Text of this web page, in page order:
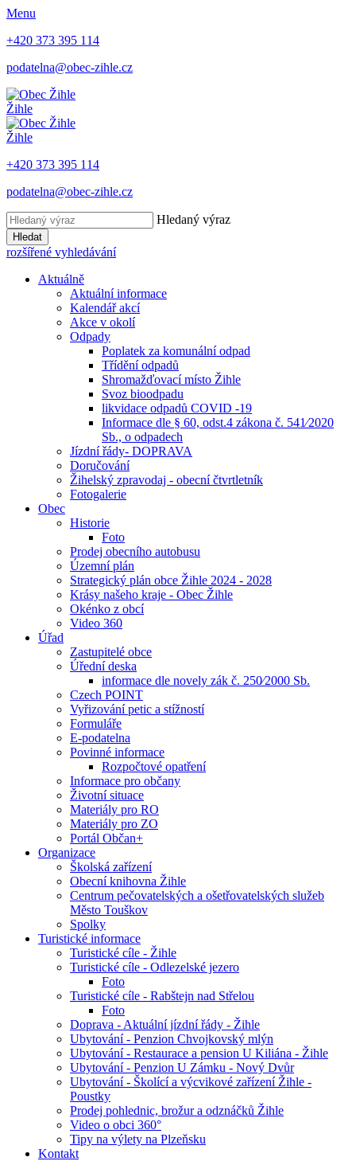
Menu
+420 373 395 114
podatelna@obec-zihle.cz
Žihle
Žihle
+420 373 395 114
podatelna@obec-zihle.cz
Hledaný výraz
Hledat
rozšířené vyhledávání
Aktuálně
Aktuální informace
Kalendář akcí
Akce v okolí
Odpady
Poplatek za komunální odpad
Třídění odpadů
Shromažďovací místo Žihle
Svoz bioodpadu
likvidace odpadů COVID -19
Informace dle § 60, odst.4 zákona č. 541⁄2020
Sb., o odpadech
Jízdní řády- DOPRAVA
Doručování
Žihelský zpravodaj - obecní čtvrtletník
Fotogalerie
Obec
Historie
Foto
Prodej obecního autobusu
Územní plán
Strategický plán obce Žihle 2024 - 2028
Krásy našeho kraje - Obec Žihle
Okénko z obcí
Video 360
Úřad
Zastupitelé obce
Úřední deska
informace dle novely zák č. 250⁄2000 Sb.
Czech POINT
Vyřizování petic a stížností
Formuláře
E-podatelna
Povinné informace
Rozpočtové opatření
Informace pro občany
Životní situace
Materiály pro RO
Materiály pro ZO
Portál Občan+
Organizace
Školská zařízení
Obecní knihovna Žihle
Centrum pečovatelských a ošetřovatelských služeb
Město Touškov
Spolky
Turistické informace
Turistické cíle - Žihle
Turistické cíle - Odlezelské jezero
Foto
Turistické cíle - Rabštejn nad Střelou
Foto
Doprava - Aktuální jízdní řády - Žihle
Ubytování - Penzion Chvojkovský mlýn
Ubytování - Restaurace a pension U Kiliána - Žihle
Ubytování - Penzion U Zámku - Nový Dvůr
Ubytování - Školící a výcvikové zařízení Žihle -
Poustky
Prodej pohlednic, brožur a odznáčků Žihle
Video o obci 360°
Tipy na výlety na Plzeňsku
Kontakt